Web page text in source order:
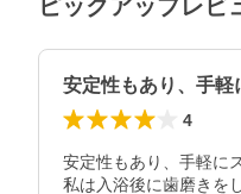
ピックアップレビ
安定性もあり、手
4
安定性もあり、手軽に
私は入浴後に歯磨きを